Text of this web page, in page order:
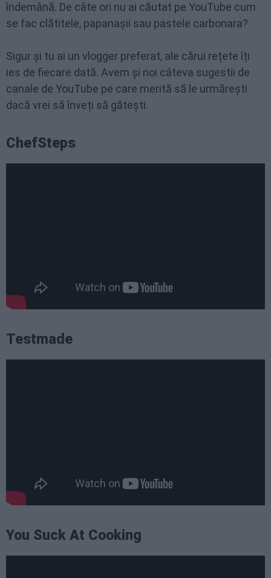
îndemână. De câte ori nu ai căutat pe YouTube cum
se fac clătitele, papanașii sau pastele carbonara?
Sigur și tu ai un vlogger preferat, ale cărui rețete îți
ies de fiecare dată. Avem și noi câteva sugestii de
canale de YouTube pe care merită să le urmărești
dacă vrei să înveți să gătești.
ChefSteps
Testmade
You Suck At Cooking